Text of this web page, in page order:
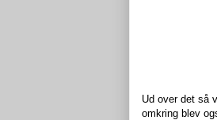
Ud over det så
omkring blev